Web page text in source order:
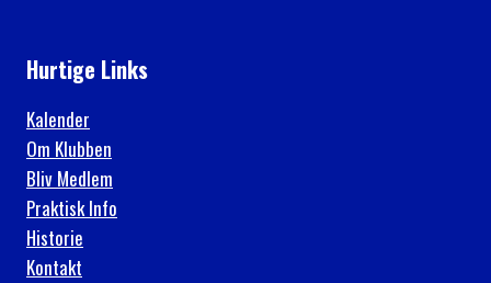
Hurtige Links
Kalender
Om Klubben
Bliv Medlem
Praktisk Info
Historie
Kontakt